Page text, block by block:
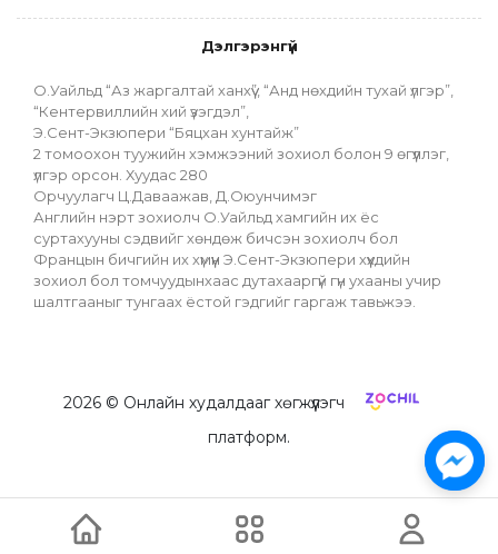
Дэлгэрэнгүй
О.Уайльд “Аз жаргалтай ханхүү”, “Анд нөхдийн тухай үлгэр”,
“Кентервиллийн хий үзэгдэл”,
Э.Сент-Экзюпери “Бяцхан хунтайж”
2 томоохон туужийн хэмжээний зохиол болон 9 өгүүллэг,
үлгэр орсон. Хуудас 280
Орчуулагч Ц.Даваажав, Д.Оюунчимэг
Английн нэрт зохиолч О.Уайльд хамгийн их ёс
суртахууны сэдвийг хөндөж бичсэн зохиолч бол
Францын бичгийн их хүмүүн Э.Сент-Экзюпери хүүхдийн
зохиол бол томчуудынхаас дутахааргүй гүн ухааны учир
шалтгааныг тунгаах ёстой гэдгийг гаргаж тавьжээ.
2026© Онлайн худалдааг хөгжүүлэгч
платформ.